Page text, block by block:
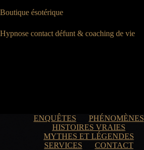
Boutique ésotérique
Hypnose contact défunt & coaching de vie
ENQUÊTES
PHÉNOMÈNES
HISTOIRES VRAIES
MYTHES ET LÉGENDES
SERVICES
CONTACT